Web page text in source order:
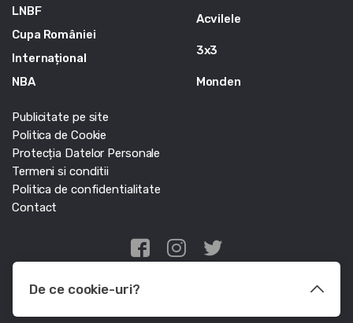
LNBF
Cupa României
Internațional
NBA
Acvilele
3x3
Monden
Publicitate pe site
Politica de Cookie
Protecția Datelor Personale
Termeni si conditii
Politica de confidentialitate
Contact
Edris Digital Agency
De ce cookie-uri?